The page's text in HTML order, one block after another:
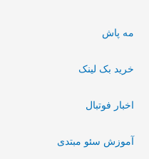
مه پاش
خرید بک لینک
اخبار فوتبال
آموزش سئو مبتدی